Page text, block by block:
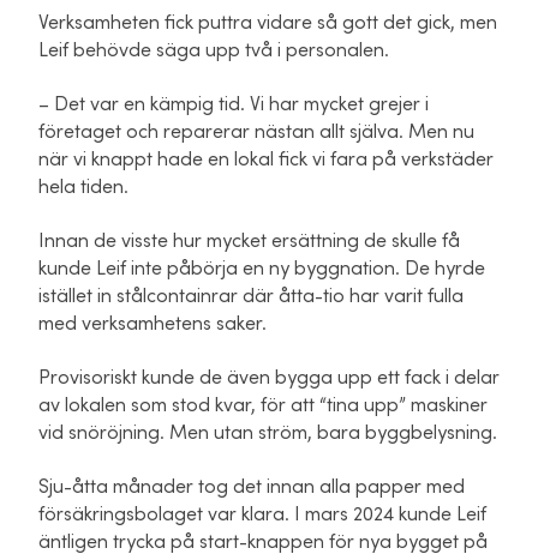
Verksamheten fick puttra vidare så gott det gick, men
Leif behövde säga upp två i personalen.
– Det var en kämpig tid. Vi har mycket grejer i
företaget och reparerar nästan allt själva. Men nu
när vi knappt hade en lokal fick vi fara på verkstäder
hela tiden.
Innan de visste hur mycket ersättning de skulle få
kunde Leif inte påbörja en ny byggnation. De hyrde
istället in stålcontainrar där åtta-tio har varit fulla
med verksamhetens saker.
Provisoriskt kunde de även bygga upp ett fack i delar
av lokalen som stod kvar, för att “tina upp” maskiner
vid snöröjning. Men utan ström, bara byggbelysning.
Sju-åtta månader tog det innan alla papper med
försäkringsbolaget var klara. I mars 2024 kunde Leif
äntligen trycka på start-knappen för nya bygget på